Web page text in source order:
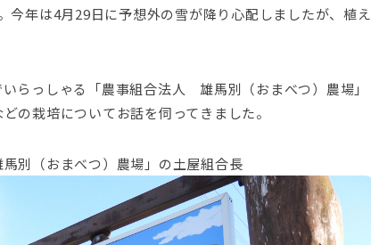
今年は4月29日に予想外の雪が降り心配しましたが、植え
らっしゃる「農事組合法人 雄馬別（おまべつ）農場」
の栽培についてお話を伺ってきました。
別（おまべつ）農場」の土屋組合長